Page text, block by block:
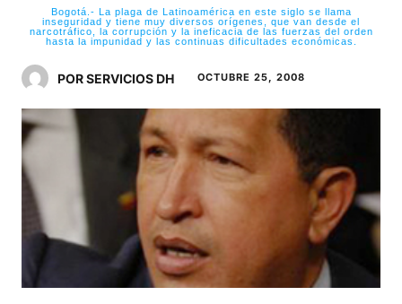
Bogotá.- La plaga de Latinoamérica en este siglo se llama
inseguridad y tiene muy diversos orígenes, que van desde el
narcotráfico, la corrupción y la ineficacia de las fuerzas del orden
hasta la impunidad y las continuas dificultades económicas.
POR SERVICIOS DH OCTUBRE 25, 2008